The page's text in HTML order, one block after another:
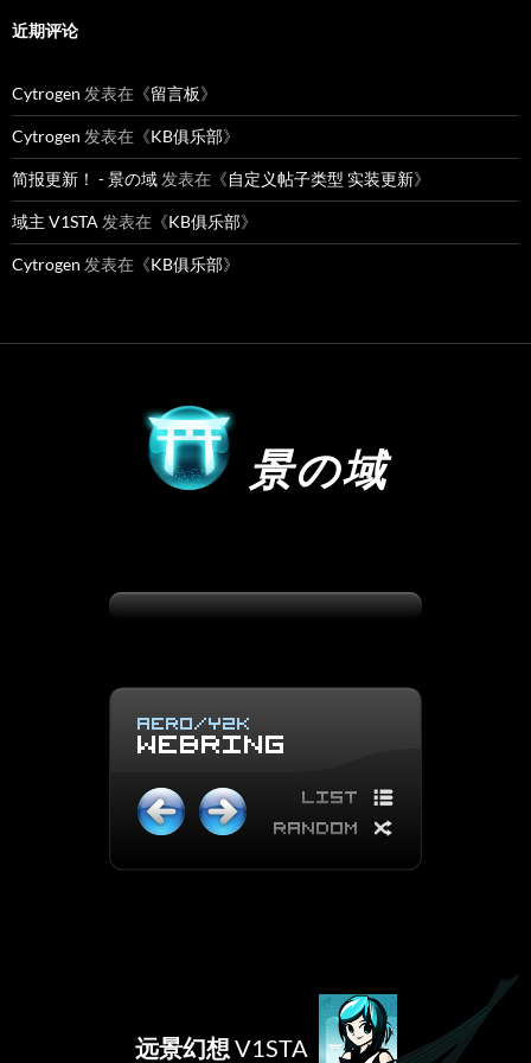
近期评论
Cytrogen 发表在《留言板》
Cytrogen 发表在《KB俱乐部》
简报更新！ - 景の域 发表在《自定义帖子类型 实装更新》
域主 V1STA 发表在《KB俱乐部》
Cytrogen 发表在《KB俱乐部》
景の域
远景幻想 V1STA